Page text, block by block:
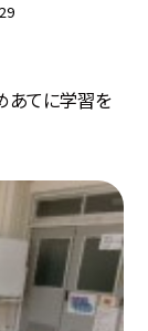
あてに学習を